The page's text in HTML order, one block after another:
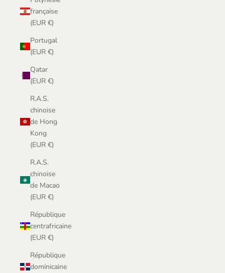
française
(EUR €)
Portugal
(EUR €)
Qatar
(EUR €)
R.A.S.
chinoise
de Hong
Kong
(EUR €)
R.A.S.
chinoise
de Macao
(EUR €)
République
centrafricaine
(EUR €)
République
dominicaine